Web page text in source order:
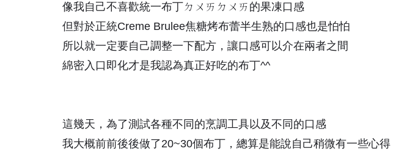
像我自己不喜歡統一布丁ㄉㄨㄞㄉㄨㄞ的果凍口感
但對於正統Creme Brulee焦糖烤布蕾半生熟的口感也是怕怕
所以就一定要自己調整一下配方，讓口感可以介在兩者之間
綿密入口即化才是我認為真正好吃的布丁^^
這幾天，為了測試各種不同的烹調工具以及不同的口感
我大概前前後後做了20~30個布丁，總算是能說自己稍微有一些心得